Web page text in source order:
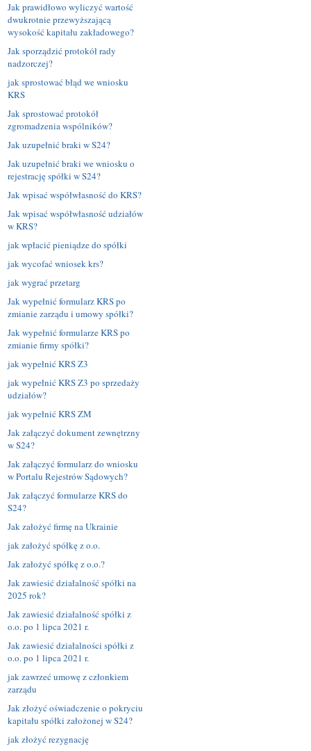
Jak prawidłowo wyliczyć wartość
dwukrotnie przewyższającą
wysokość kapitału zakładowego?
Jak sporządzić protokół rady
nadzorczej?
jak sprostować błąd we wniosku
KRS
Jak sprostować protokół
zgromadzenia wspólników?
Jak uzupełnić braki w S24?
Jak uzupełnić braki we wniosku o
rejestrację spółki w S24?
Jak wpisać współwłasność do KRS?
Jak wpisać współwłasność udziałów
w KRS?
jak wpłacić pieniądze do spółki
jak wycofać wniosek krs?
jak wygrać przetarg
Jak wypełnić formularz KRS po
zmianie zarządu i umowy spółki?
Jak wypełnić formularze KRS po
zmianie firmy spółki?
jak wypełnić KRS Z3
jak wypełnić KRS Z3 po sprzedaży
udziałów?
jak wypełnić KRS ZM
Jak załączyć dokument zewnętrzny
w S24?
Jak załączyć formularz do wniosku
w Portalu Rejestrów Sądowych?
Jak załączyć formularze KRS do
S24?
Jak założyć firmę na Ukrainie
jak założyć spółkę z o.o.
Jak założyć spółkę z o.o.?
Jak zawiesić działalność spółki na
2025 rok?
Jak zawiesić działalność spółki z
o.o. po 1 lipca 2021 r.
Jak zawiesić działalności spółki z
o.o. po 1 lipca 2021 r.
jak zawrzeć umowę z członkiem
zarządu
Jak złożyć oświadczenie o pokryciu
kapitału spółki założonej w S24?
jak złożyć rezygnację